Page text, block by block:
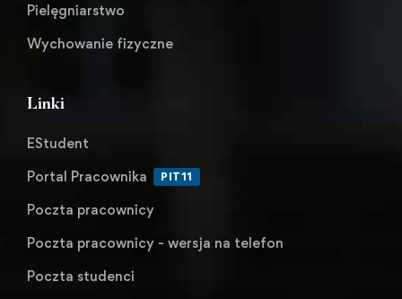
Pielęgniarstwo
Wychowanie fizyczne
Linki
EStudent
Portal Pracownika
PIT11
Poczta pracownicy
Poczta pracownicy - wersja na telefon
Poczta studenci